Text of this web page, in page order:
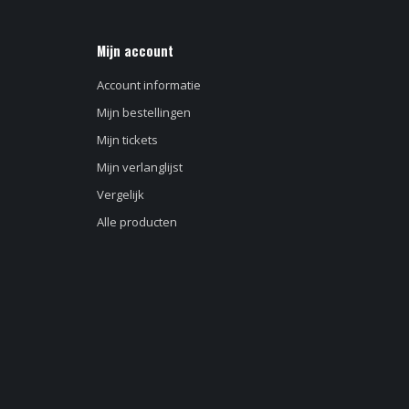
Mijn account
Account informatie
Mijn bestellingen
Mijn tickets
Mijn verlanglijst
Vergelijk
Alle producten